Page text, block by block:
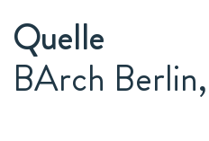
Quelle
BArch